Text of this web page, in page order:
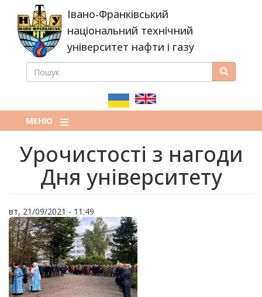
основного
вмісту
Івано-Франківський
національний технічний
університет нафти і газу
ПОШУКОВА
ПОШУК Пошук
МЕНЮ
Урочистості з нагоди
Дня університету
вт, 21/09/2021 - 11:49